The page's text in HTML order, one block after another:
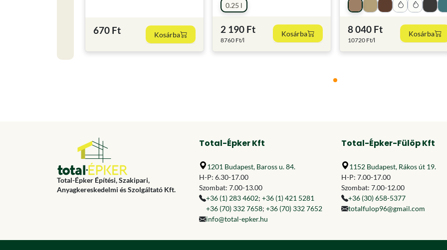
670 Ft Kosárba
0.25 l
2 190 Ft
8760 Ft/l
Kosárba 8 040 Ft
10720 Ft/l
Kosárba
Total-Épker Építési, Szakipari,
Anyagkereskedelmi és Szolgáltató Kft.
Total-Épker Kft
1201 Budapest, Baross u. 84.
H-P: 6.30-17.00
Szombat: 7.00-13.00
+36 (1) 283 4602; +36 (1) 421 5281
+36 (70) 332 7658; +36 (70) 332 7652
info@total-epker.hu
Total-Épker-Fülöp Kft
1152 Budapest, Rákos út 19.
H-P: 7.00-17.00
Szombat: 7.00-12.00
+36 (30) 658-5377
totalfulop96@gmail.com